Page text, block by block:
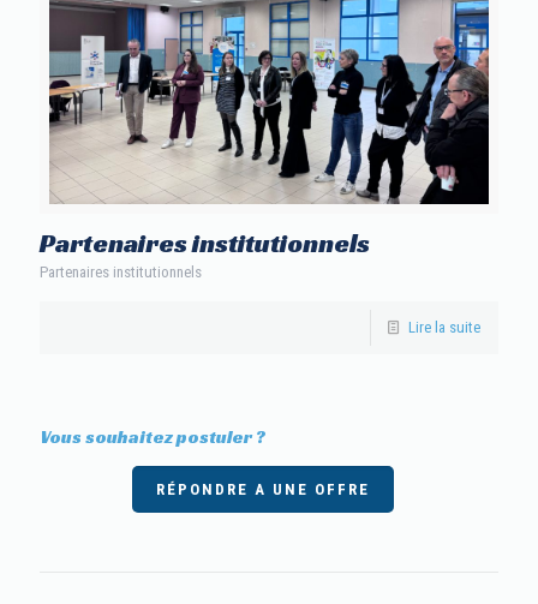
Partenaires institutionnels
Partenaires institutionnels
Lire la suite
Vous souhaitez postuler ?
RÉPONDRE A UNE OFFRE